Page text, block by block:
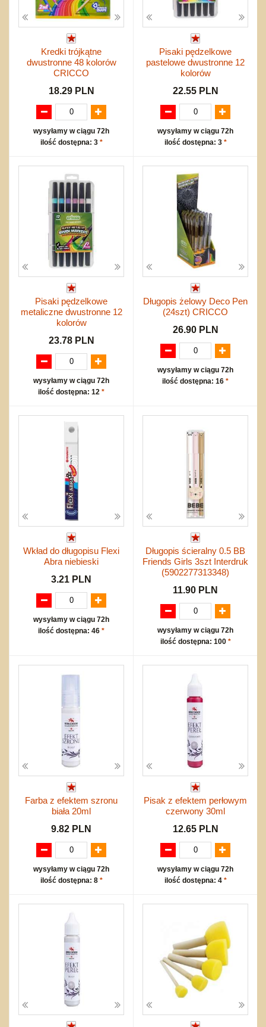
Kredki trójkątne
dwustronne 48 kolorów
CRICCO
18.29 PLN
wysyłamy w ciągu 72h
ilość dostępna: 3 *
Pisaki pędzelkowe
pastelowe dwustronne 12
kolorów
22.55 PLN
wysyłamy w ciągu 72h
ilość dostępna: 3 *
Pisaki pędzelkowe
metaliczne dwustronne 12
kolorów
23.78 PLN
wysyłamy w ciągu 72h
ilość dostępna: 12 *
Długopis żelowy Deco Pen
(24szt) CRICCO
26.90 PLN
wysyłamy w ciągu 72h
ilość dostępna: 16 *
Wkład do długopisu Flexi
Abra niebieski
3.21 PLN
wysyłamy w ciągu 72h
ilość dostępna: 46 *
Długopis ścieralny 0.5 BB
Friends Girls 3szt Interdruk
(5902277313348)
11.90 PLN
wysyłamy w ciągu 72h
ilość dostępna: 100 *
Farba z efektem szronu
biała 20ml
9.82 PLN
wysyłamy w ciągu 72h
ilość dostępna: 8 *
Pisak z efektem perłowym
czerwony 30ml
12.65 PLN
wysyłamy w ciągu 72h
ilość dostępna: 4 *